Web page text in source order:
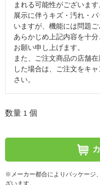
まれる可能性がございます
展示に伴うキズ・汚れ・
いますが、機能には問題ご
あらかじめ上記内容を十
お願い申し上げます。
また、ご注文商品の店舗
した場合は、ご注文をキ
さい。
数量 1 個
※メーカー都合によりパッケージ
ざいます。